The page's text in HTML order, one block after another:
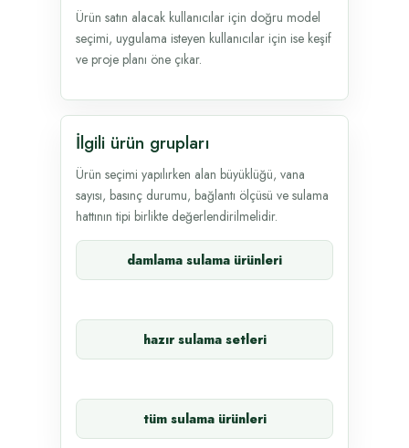
Ürün satın alacak kullanıcılar için doğru model
seçimi, uygulama isteyen kullanıcılar için ise keşif
ve proje planı öne çıkar.
İlgili ürün grupları
Ürün seçimi yapılırken alan büyüklüğü, vana
sayısı, basınç durumu, bağlantı ölçüsü ve sulama
hattının tipi birlikte değerlendirilmelidir.
damlama sulama ürünleri
hazır sulama setleri
tüm sulama ürünleri